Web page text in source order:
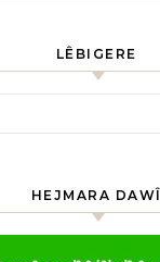
LÊBIGERE
HEJMARA DAWÎ